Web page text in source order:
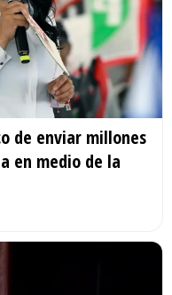
de enviar millones
en medio de la